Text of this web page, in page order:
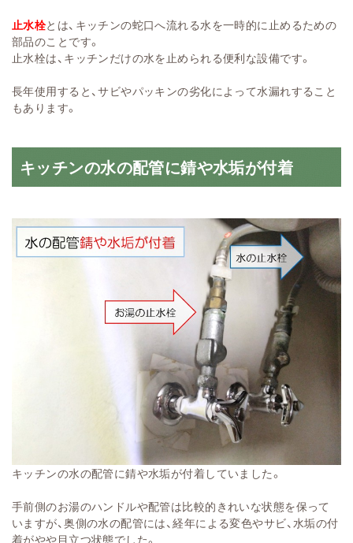
止水栓とは、キッチンの蛇口へ流れる水を一時的に止めるための
部品のことです。
止水栓は、キッチンだけの水を止められる便利な設備です。
長年使用すると、サビやパッキンの劣化によって水漏れすること
もあります。
キッチンの水の配管に錆や水垢が付着
キッチンの水の配管に錆や水垢が付着していました。
手前側のお湯のハンドルや配管は比較的きれいな状態を保って
いますが、奥側の水の配管には、経年による変色やサビ、水垢の付
着がやや目立つ状態でした。